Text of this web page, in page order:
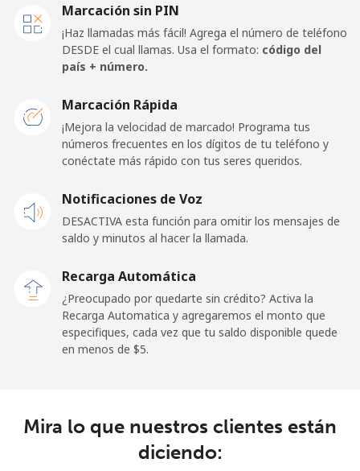
Línea fija
⁦133.9¢⁩
San Marino
Línea fija ⁦24.5¢⁩ 20 min por ⁦$5⁩ -
Sao Tome And Principe
country
⁦214.9¢⁩
Saudi Arabia
Marcación sin PIN
¡Haz llamadas más fácil! Agrega el número de teléfono
DESDE el cual llamas. Usa el formato: código del
país + número.
Marcación Rápida
¡Mejora la velocidad de marcado! Programa tus
números frecuentes en los dígitos de tu teléfono y
conéctate más rápido con tus seres queridos.
Notificaciones de Voz
DESACTIVA esta función para omitir los mensajes de
saldo y minutos al hacer la llamada.
Recarga Automática
¿Preocupado por quedarte sin crédito? Activa la
Recarga Automatica y agregaremos el monto que
especifiques, cada vez que tu saldo disponible quede
en menos de ⁦$5⁩.
Mira lo que nuestros clientes están
diciendo: